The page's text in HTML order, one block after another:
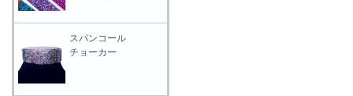
スパンコール
チョーカー